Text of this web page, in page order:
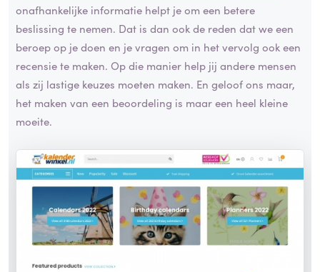
onafhankelijke informatie helpt je om een betere
beslissing te nemen. Dat is dan ook de reden dat we een
beroep op je doen en je vragen om in het vervolg ook een
recensie te maken. Op die manier help jij andere mensen
als zij lastige keuzes moeten maken. En geloof ons maar,
het maken van een beoordeling is maar een heel kleine
moeite.